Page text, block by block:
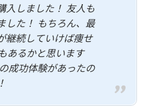
入しました！ 友人も
した！ もちろん、最
継続していけば痩せ
あるかと思います
成功体験があったの